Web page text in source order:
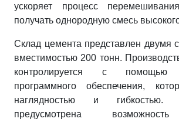
ускоряет процесс
получать однородную смесь
Склад цемента представлен двумя
вместимостью 200 тонн.
контролируется с помощью
программного обеспечения,
наглядностью и гибкостью.
предусмотрена